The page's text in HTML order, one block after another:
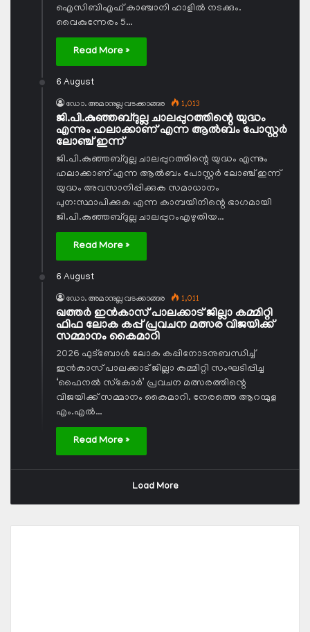
ഐസിബിഎഫ് കാഞ്ചാനി ഹാളില്‍ നടക്കും.
വൈകുന്നേരം 5…
Read More »
6 August
ഡോ. അമാനുല്ല വടക്കാങ്ങര 1,013
ജി.പി.കുഞ്ഞബ്ദുല്ല ചാലപ്പുറത്തിന്റെ യുദ്ധം
എന്നും ഹലാക്കാണ് എന്ന ആല്‍ബം പോസ്റ്റര്‍
ലോഞ്ച് ഇന്ന്
ജി.പി.കുഞ്ഞബ്ദുല്ല ചാലപ്പുറത്തിന്റെ യുദ്ധം എന്നും
ഹലാക്കാണ് എന്ന ആല്‍ബം പോസ്റ്റര്‍ ലോഞ്ച് ഇന്ന്
യുദ്ധം അവസാനിപ്പിക്കുക സമാധാനം
പുന:സ്ഥാപിക്കുക എന്ന കാമ്പയിനിന്റെ ഭാഗമായി
ജി.പി.കുഞ്ഞബ്ദുല്ല ചാലപ്പുറംഎഴുതിയ…
Read More »
6 August
ഡോ. അമാനുല്ല വടക്കാങ്ങര 1,011
ഖത്തര്‍ ഇന്‍കാസ് പാലക്കാട് ജില്ലാ കമ്മിറ്റി
ഫിഫ ലോക കപ്പ് പ്രവചന മത്സര വിജയിക്ക്
സമ്മാനം കൈമാറി
2026 ഫുട്‌ബോള്‍ ലോക കപ്പിനോടനുബന്ധിച്ച്
ഇന്‍കാസ് പാലക്കാട് ജില്ലാ കമ്മിറ്റി സംഘടിപ്പിച്ച
‘ഫൈനല്‍ സ്‌കോര്‍’ പ്രവചന മത്സരത്തിന്റെ
വിജയിക്ക് സമ്മാനം കൈമാറി. നേരത്തെ ആറന്മുള
എം.എല്‍…
Read More »
Load More